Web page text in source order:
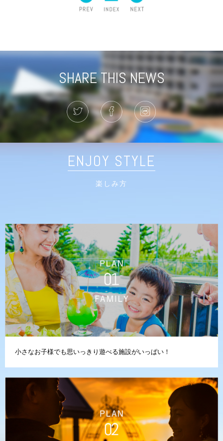
SHARE THIS NEWS
ENJOY STYLE
楽しみ方
小さなお子様でも思いっきり遊べる施設がいっぱい！